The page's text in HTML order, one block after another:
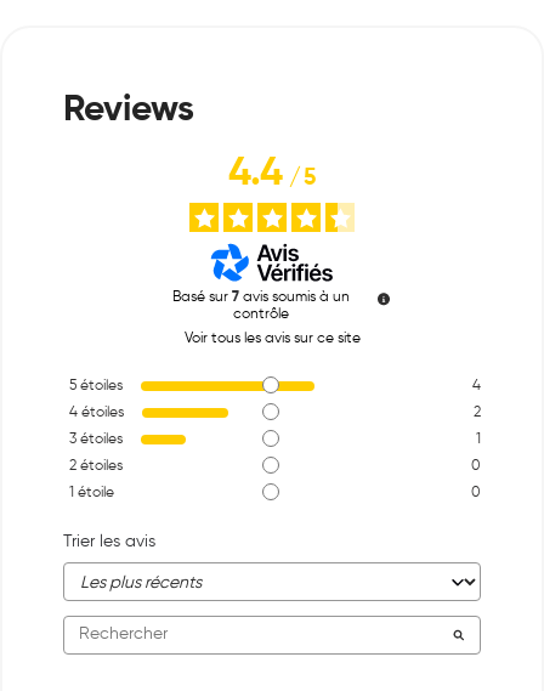
4.4/5
Basé sur 7 avis soumis à un
contrôle
Voir tous les avis sur ce site
5 étoiles
4
4 étoiles
2
3 étoiles
1
2 étoiles
0
1 étoile 0
Trier les avis